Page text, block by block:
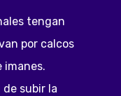
tengan
por calcos
imanes.
subir la